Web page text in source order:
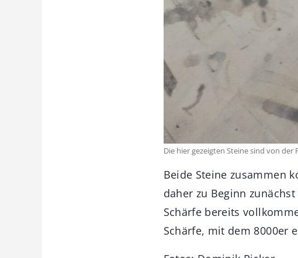
Die hier gezeigten Steine sind von
Beide Steine zusammen
daher zu Beginn
Schärfe bereits
Schärfe, mit dem 8000er